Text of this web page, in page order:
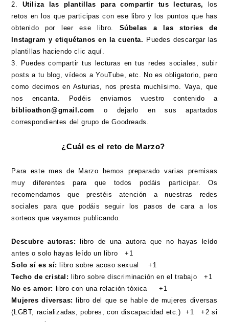
2. Utiliza las plantillas para compartir tus lecturas,
los
retos en los que participas con ese libro y los puntos que has
obtenido por leer ese libro. Súbelas a las stories de
Instagram y etiquétanos en la cuenta. Puedes descargar las
plantillas haciendo clic aquí.
3. Puedes compartir tus lecturas en tus redes sociales, subir
posts a tu blog, vídeos a YouTube, etc. No es obligatorio, pero
como decimos en Asturias, nos presta muchísimo. Vaya, que
nos encanta. Podéis enviarnos vuestro contenido a
biblioathon@gmail.como dejarlo en sus apartados
correspondientes del grupo de Goodreads.
¿Cuál es el reto de Marzo?
Para este mes de Marzo hemos preparado varias premisas
muy diferentes para que todos podáis participar. Os
recomendamos que prestéis atención a nuestras redes
sociales para que podáis seguir los pasos de cara a los
sorteos que vayamos publicando.
Descubre autoras:
libro de una autora que no hayas leído
antes o solo hayas leído un libro +1
Solo sí es sí:
libro sobre acoso sexual +1
Techo de cristal:
libro sobre discriminación en el trabajo +1
No es amor:
libro con una relación tóxica +1
Mujeres diversas:
libro del que se hable de mujeres diversas
(LGBT, racializadas, pobres, con discapacidad etc.) +1 +2 si